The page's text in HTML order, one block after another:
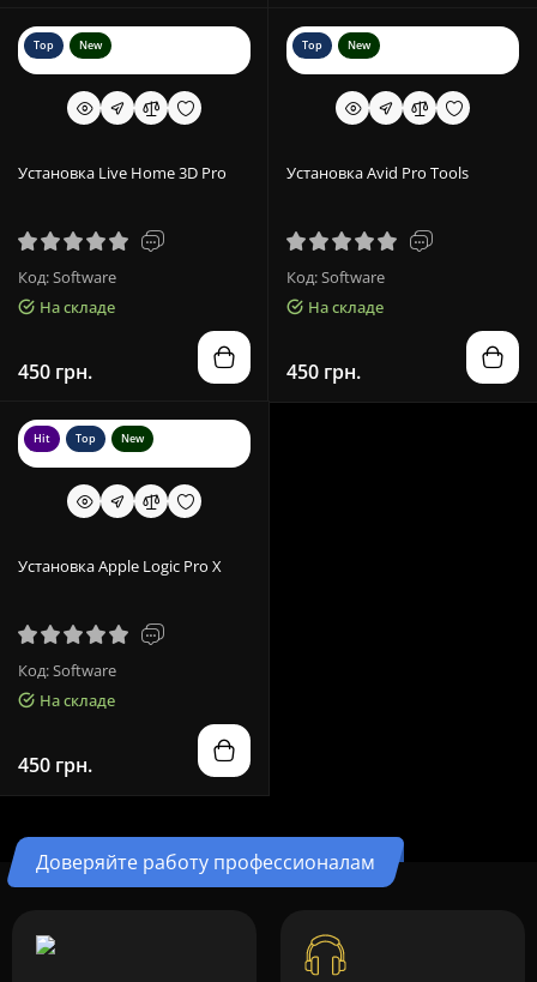
Top New
Установка Live Home 3D Pro
Код: Software
На складе
450 грн.
Top New
Установка Avid Pro Tools
Код: Software
На складе
450 грн.
Hit Top New
Установка Apple Logic Pro X
Код: Software
На складе
450 грн.
Доверяйте работу профессионалам